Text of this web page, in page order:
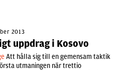
2013
uppdrag i Kosovo
Att hålla sig till en gemensam taktik
utmaningen när trettio